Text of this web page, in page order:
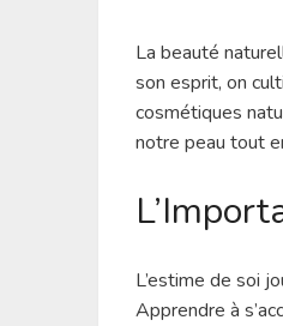
La beauté
son esprit, on
cosmétiques
notre peau tout
L’estime de soi
Apprendre à